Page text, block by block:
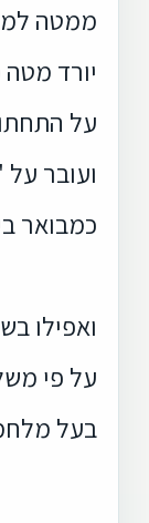
ממטה
יורד
על
ועובר
כמבואר
ואפילו
על פי
בעל